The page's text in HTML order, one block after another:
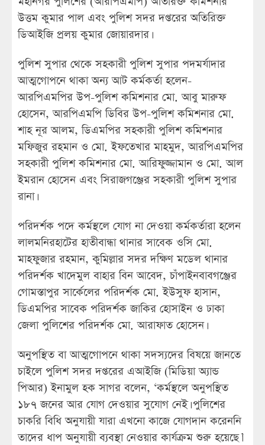
উত্তম কুমার পাল এবং পুলিশ সদর দপ্তরের অতিরিক্ত
ডিআইজি প্রলয় কুমার জোয়ারদার।
পুলিশ সুপার থেকে সহকারী পুলিশ সুপার পদমর্যাদার
আত্মগোপনে থাকা অন্য আট কর্মকর্তা হলেন-
আরপিএমপির উপ-পুলিশ কমিশনার মো. আবু মারুফ
হোসেন, আরপিএমপি ডিবির উপ-পুলিশ কমিশনার মো.
শাহ নূর আলম, ডিএমপির সহকারী পুলিশ কমিশনার
মফিজুর রহমান ও মো. ইফতেখার মাহমুদ, আরপিএমপির
সহকারী পুলিশ কমিশনার মো. আরিফুজ্জামান ও মো. আল
ইমরান হোসেন এবং সিরাজগঞ্জের সহকারী পুলিশ সুপার
রানা।
পরিদর্শক পদে কর্মস্থলে যোগ না দেওয়া কর্মকর্তারা হলেন
লালমনিরহাটের হাতীবান্ধা থানার সাবেক ওসি মো.
মাহফুজার রহমান, কুমিল্লার সদর দক্ষিণ মডেল থানার
পরিদর্শক খাদেমুল বাহার বিন আবেদ, চাঁপাইনবাবগঞ্জের
গোমস্তাপুর সার্কেলের পরিদর্শক মো. ইউসুফ হাসান,
ডিএমপির সাবেক পরিদর্শক জাকির হোসাইন ও ঢাকা
জেলা পুলিশের পরিদর্শক মো. আরাফাত হোসেন।
অনুপস্থিত বা আত্মগোপনে থাকা সদস্যদের বিষয়ে জানতে
চাইলে পুলিশ সদর দপ্তরের এআইজি (মিডিয়া অ্যান্ড
পিআর) ইনামুল হক সাগর বলেন, ‘কর্মস্থলে অনুপস্থিত
১৮৭ জনের আর যোগ দেওয়ার সুযোগ নেই। পুলিশের
চাকরি বিধি অনুযায়ী যারা এখনো কাজে যোগদান করেননি
তাদের ধাপ অনুযায়ী ব্যবস্থা নেওয়ার কার্যক্রম শুরু হয়েছে।’